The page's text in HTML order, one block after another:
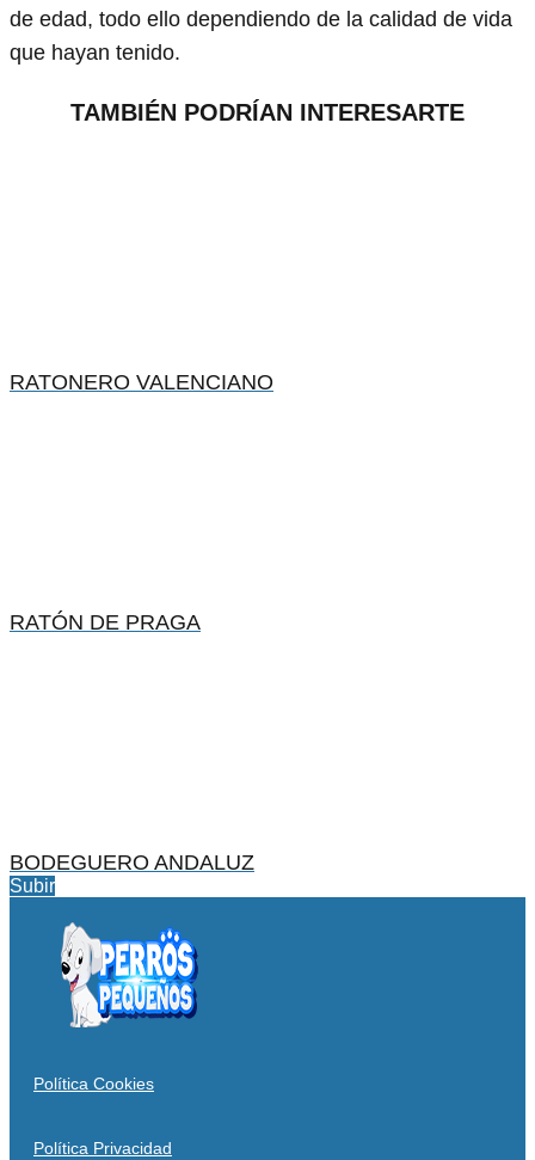
de edad, todo ello dependiendo de la calidad de vida
que hayan tenido.
TAMBIÉN PODRÍAN INTERESARTE
RATONERO VALENCIANO
RATÓN DE PRAGA
BODEGUERO ANDALUZ
Subir
Política Cookies
Política Privacidad